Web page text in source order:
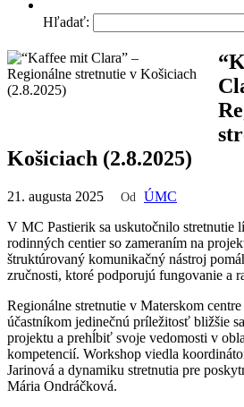
Hľadať:
Košiciach (2.8.2025)
21. augusta 2025 Od
ÚMC
V MC Pastierik sa uskutočnilo stretnutie
rodinných centier so zameraním na
štruktúrovaný komunikačný nástroj
zručnosti, ktoré podporujú fungovanie a
Regionálne stretnutie v Materskom
účastníkom jedinečnú príležitosť bližšie
projektu a prehĺbiť svoje vedomosti v
kompetencií. Workshop viedla
Jarinová a dynamiku stretnutia pre
Mária Ondráčková.